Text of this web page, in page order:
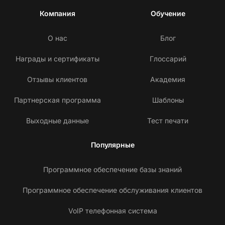
Компания
О нас
Награды и сертификаты
Отзывы клиентов
Партнерская программа
Выходные данные
Обучение
Блог
Глоссарий
Академия
Шаблоны
Тест печати
Популярные
Программное обеспечение базы знаний
Программное обеспечение обслуживания клиентов
VoIP телефонная система